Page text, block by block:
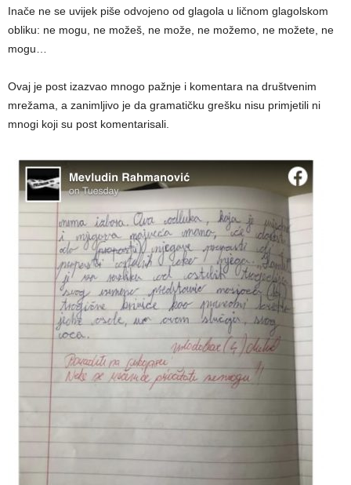
Inače ne se uvijek piše odvojeno od glagola u ličnom glagolskom
obliku: ne mogu, ne možeš, ne može, ne možemo, ne možete, ne
mogu…
Ovaj je post izazvao mnogo pažnje i komentara na društvenim
mrežama, a zanimljivo je da gramatičku grešku nisu primjetili ni
mnogi koji su post komentarisali.